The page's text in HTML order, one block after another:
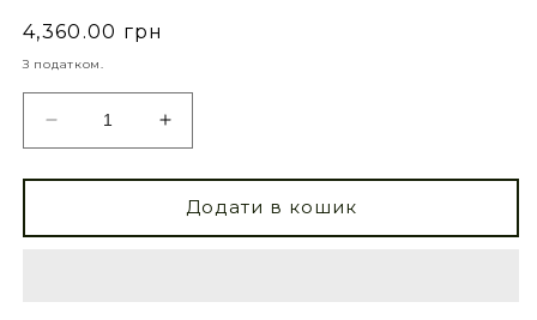
4,360.00 грн
З податком.
Додати в кошик